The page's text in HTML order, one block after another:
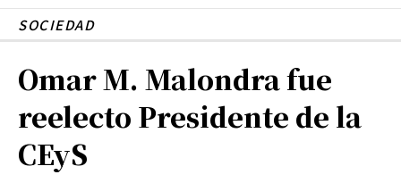
SOCIEDAD
Omar M. Malondra fue
reelecto Presidente de la
CEyS